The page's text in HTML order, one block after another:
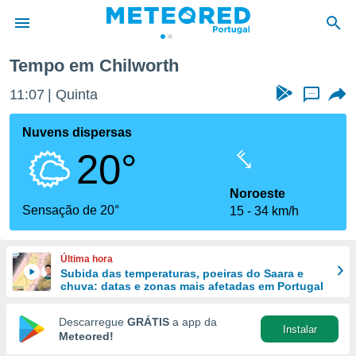
da
foi
fornecidas
a este
das
e
forma
digital
Tempo em Chilworth
11:07 Quinta ...
Nuvens dispersas
20°
Sensação de 20°
Noroeste
15
34 km/h
Última hora
Subida das temperaturas, poeiras do Saara e
chuva: datas e zonas mais afetadas em Portugal
Descarregue GRÁTIS a app da
Meteored!
Instalar